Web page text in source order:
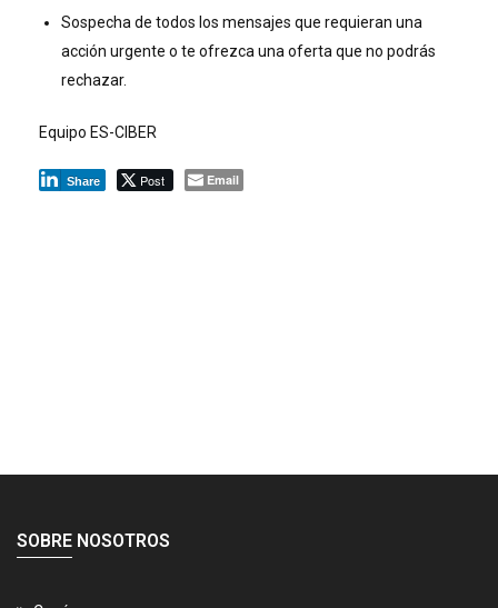
Sospecha de todos los mensajes que requieran una
acción urgente o te ofrezca una oferta que no podrás
rechazar.
Equipo ES-CIBER
Share Post Email
SOBRE NOSOTROS